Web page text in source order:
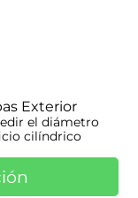
Exterior
el diámetro
cilíndrico